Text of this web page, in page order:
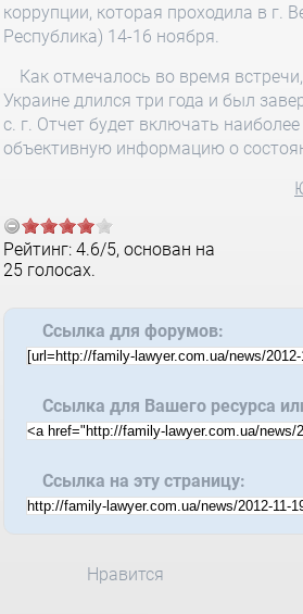
коррупции, которая проходила в г.
Республика) 14-16 ноября.
Как отмечалось во время
Украине длился три года и был
с. г. Отчет будет включать
объективную информацию о
Рейтинг: 4.6/5, основан на
25 голосах.
Ссылка для форумов:
Ссылка для Вашего ресурса
Ссылка на эту страницу:
Нравится